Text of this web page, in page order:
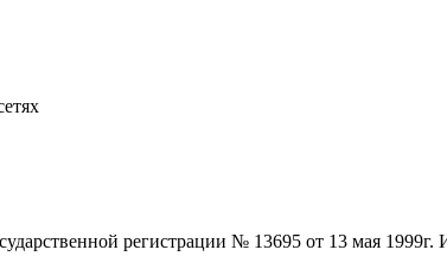
регистрации № 13695 от 13 мая